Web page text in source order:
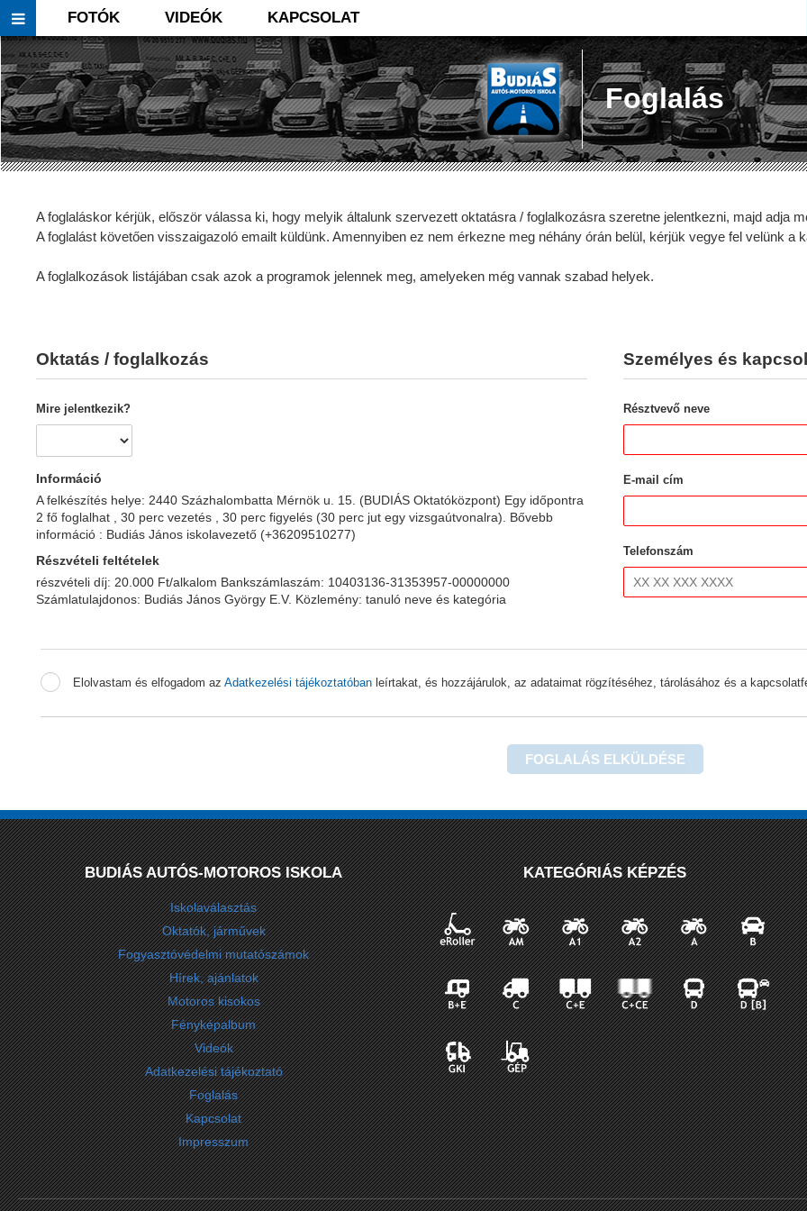
FOTÓK VIDEÓK KAPCSOLAT
Foglalás
A foglaláskor kérjük, először válassa ki, hogy melyik általunk szervezett oktatásra / foglalkozásra szeretne jelentkezni, majd adja
A foglalást követően visszaigazoló emailt küldünk. Amennyiben ez nem érkezne meg néhány órán belül, kérjük vegye fel velünk a
A foglalkozások listájában csak azok a programok jelennek meg, amelyeken még vannak szabad helyek.
Oktatás / foglalkozás
Mire jelentkezik?
Információ
A felkészítés helye: 2440 Százhalombatta Mérnök u. 15. (BUDIÁS Oktatóközpont) Egy időpontra
2 fő foglalhat , 30 perc vezetés , 30 perc figyelés (30 perc jut egy vizsgaútvonalra). Bővebb
információ : Budiás János iskolavezető (+36209510277)
Részvételi feltételek
részvételi díj: 20.000 Ft/alkalom Bankszámlaszám: 10403136-31353957-00000000
Számlatulajdonos: Budiás János György E.V. Közlemény: tanuló neve és kategória
Személyes és
Résztvevő neve
E-mail cím
Telefonszám
Elolvastam és elfogadom az Adatkezelési tájékoztatóban leírtakat, és hozzájárulok, az adataimat rögzítéséhez, tárolásához és a
FOGLALÁS ELKÜLDÉSE
BUDIÁS AUTÓS-MOTOROS ISKOLA
Iskolaválasztás
Oktatók, járművek
Fogyasztóvédelmi mutatószámok
Hírek, ajánlatok
Motoros kisokos
Fényképalbum
Videók
Adatkezelési tájékoztató
Foglalás
Kapcsolat
Impresszum
KATEGÓRIÁS KÉPZÉS